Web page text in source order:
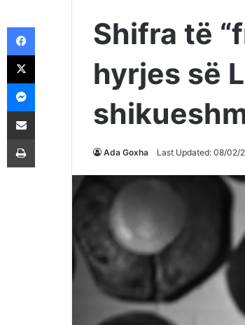
Shifra të
hyrjes së
Ada Goxha Last Updated: 08/02/